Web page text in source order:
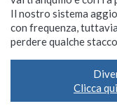
Il nostro sistema
con frequenza,
perdere qualche
Clicca